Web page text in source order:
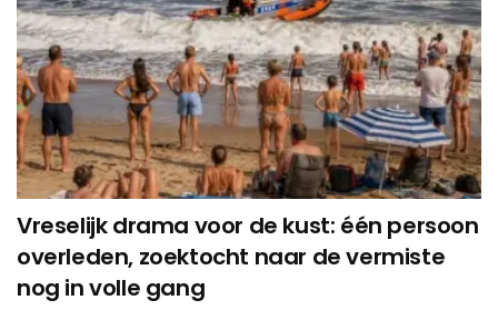
Vreselijk drama voor de kust: één persoon
overleden, zoektocht naar de vermiste
nog in volle gang